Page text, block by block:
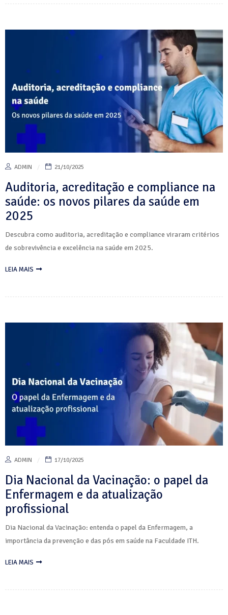
ADMIN 21/10/2025
Auditoria, acreditação e compliance na
saúde: os novos pilares da saúde em
2025
Descubra como auditoria, acreditação e compliance viraram critérios
de sobrevivência e excelência na saúde em 2025.
LEIA MAIS
ADMIN 17/10/2025
Dia Nacional da Vacinação: o papel da
Enfermagem e da atualização
profissional
Dia Nacional da Vacinação: entenda o papel da Enfermagem, a
importância da prevenção e das pós em saúde na Faculdade ITH.
LEIA MAIS